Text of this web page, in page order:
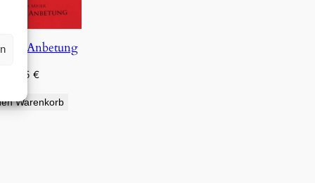
und Anbetung
0,75 €
Warenkorb